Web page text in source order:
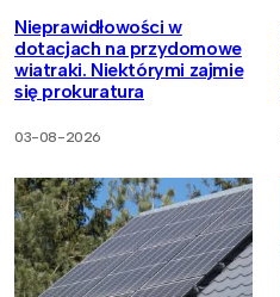
Nieprawidłowości w
dotacjach na przydomowe
wiatraki. Niektórymi zajmie
się prokuratura
03-08-2026